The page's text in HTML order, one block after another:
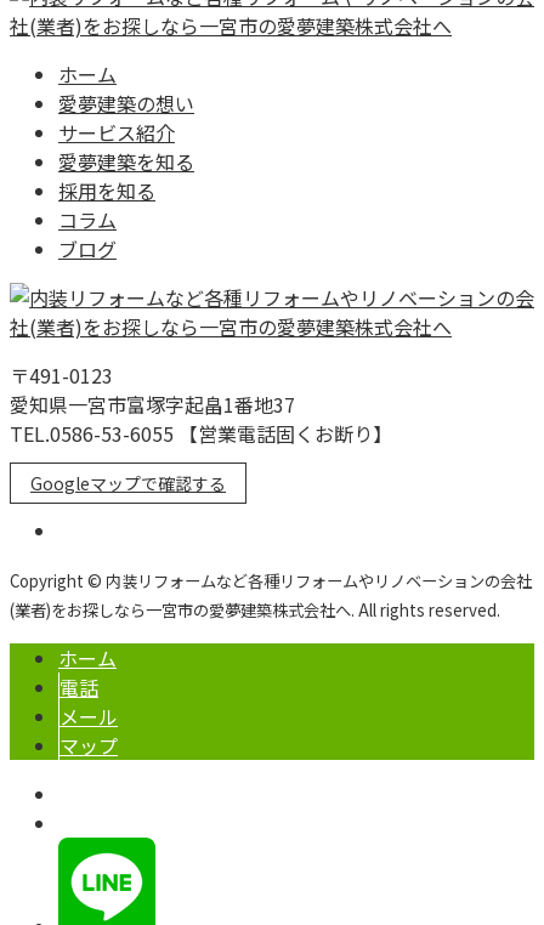
ホーム
愛夢建築の想い
サービス紹介
愛夢建築を知る
採用を知る
コラム
ブログ
〒491-0123
愛知県一宮市富塚字起畠1番地37
TEL.0586-53-6055 【営業電話固くお断り】
Googleマップで確認する
Copyright © 内装リフォームなど各種リフォームやリノベーションの会社
(業者)をお探しなら一宮市の愛夢建築株式会社へ. All rights reserved.
ホーム
電話
メール
マップ